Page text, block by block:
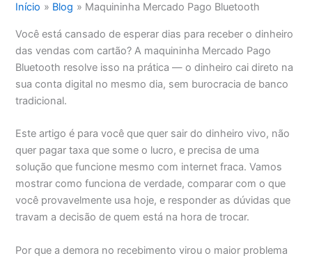
Início Blog Maquininha Mercado Pago Bluetooth
Você está cansado de esperar dias para receber o dinheiro
das vendas com cartão? A maquininha Mercado Pago
Bluetooth resolve isso na prática — o dinheiro cai direto na
sua conta digital no mesmo dia, sem burocracia de banco
tradicional.
Este artigo é para você que quer sair do dinheiro vivo, não
quer pagar taxa que some o lucro, e precisa de uma
solução que funcione mesmo com internet fraca. Vamos
mostrar como funciona de verdade, comparar com o que
você provavelmente usa hoje, e responder as dúvidas que
travam a decisão de quem está na hora de trocar.
Por que a demora no recebimento virou o maior problema